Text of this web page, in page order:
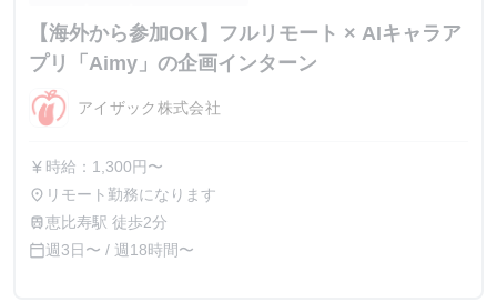
【海外から参加OK】フルリモート × AIキャラア
プリ「Aimy」の企画インターン
アイザック株式会社
currency_yen 時給：1,300円〜
place リモート勤務になります
train恵比寿駅 徒歩2分
calendar_today週3日〜 / 週18時間〜